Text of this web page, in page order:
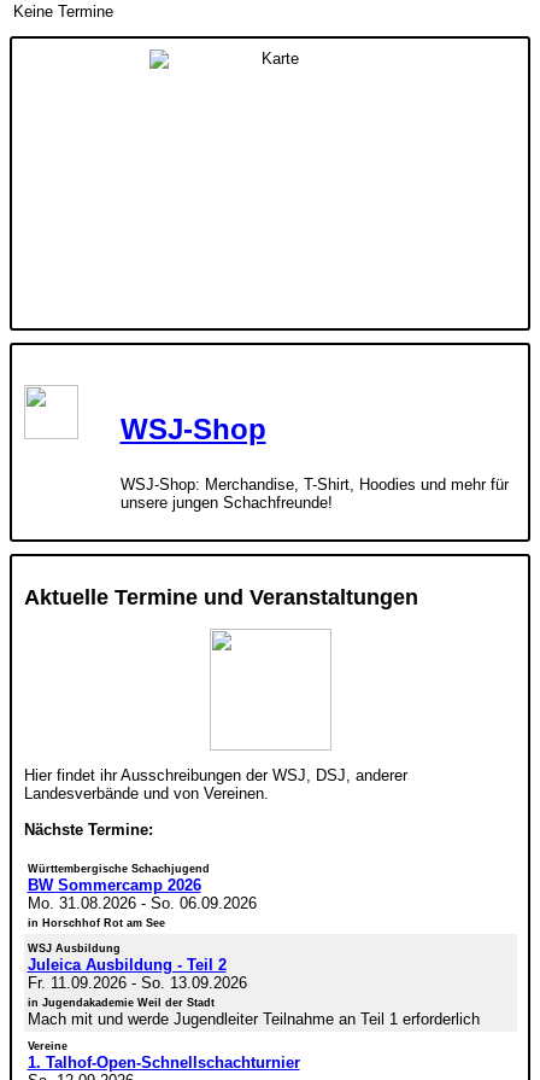
Keine Termine
WSJ-Shop
WSJ-Shop: Merchandise, T-Shirt, Hoodies und mehr für
unsere jungen Schachfreunde!
Aktuelle Termine und Veranstaltungen
Hier findet ihr Ausschreibungen der WSJ, DSJ, anderer
Landesverbände und von Vereinen.
Nächste Termine:
Württembergische Schachjugend
BW Sommercamp 2026
Mo. 31.08.2026- So. 06.09.2026
in Horschhof Rot am See
WSJ Ausbildung
Juleica Ausbildung - Teil 2
Fr. 11.09.2026- So. 13.09.2026
in Jugendakademie Weil der Stadt
Mach mit und werde Jugendleiter Teilnahme an Teil 1 erforderlich
Vereine
1. Talhof-Open-Schnellschachturnier